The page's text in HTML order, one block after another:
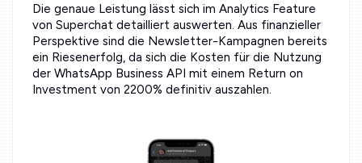
Die genaue Leistung lässt sich im Analytics Feature
von Superchat detailliert auswerten. Aus finanzieller
Perspektive sind die Newsletter-Kampagnen bereits
ein Riesenerfolg, da sich die Kosten für die Nutzung
der WhatsApp Business API mit einem Return on
Investment von 2200% definitiv auszahlen.